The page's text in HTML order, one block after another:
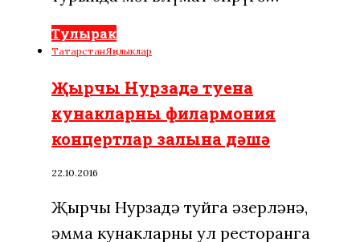
Тулырак
ТатарстанЯңалыклар
Җырчы Нурзадә туена
кунакларны филармония
концертлар залына дәшә
22.10.2016
Җырчы Нурзадә туйга әзерләнә,
әмма кунакларны ул ресторанга